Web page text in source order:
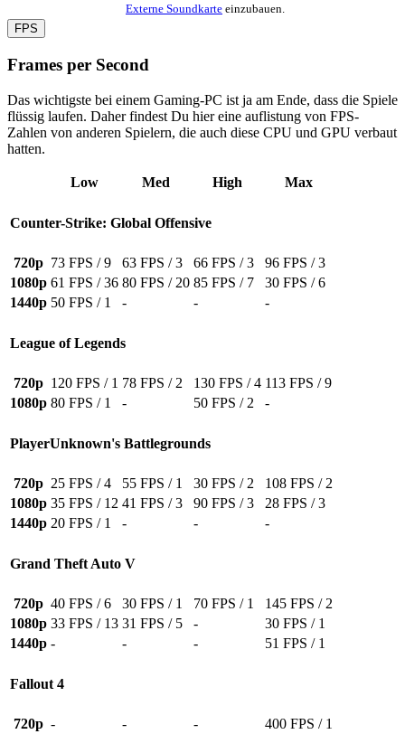
Externe Soundkarte einzubauen.
FPS
Frames per Second
Das wichtigste bei einem Gaming-PC ist ja am Ende, dass die Spiele
flüssig laufen. Daher findest Du hier eine auflistung von FPS-
Zahlen von anderen Spielern, die auch diese CPU und GPU verbaut
hatten.
Low Med High Max
Counter-Strike: Global Offensive
720p 73 FPS / 9 63 FPS / 3 66 FPS / 3
96 FPS / 3
1080p 61 FPS / 36 80 FPS / 20 85 FPS / 7
30 FPS / 6
1440p 50 FPS / 1 - - -
League of Legends
720p 120 FPS / 1 78 FPS / 2 130 FPS / 4 113 FPS / 9
1080p 80 FPS / 1 - 50 FPS / 2 -
PlayerUnknown's Battlegrounds
720p 25 FPS / 4 55 FPS / 1 30 FPS / 2
108 FPS / 2
1080p 35 FPS / 12 41 FPS / 3 90 FPS / 3
28 FPS / 3
1440p 20 FPS / 1 - - -
Grand Theft Auto V
720p 40 FPS / 6 30 FPS / 1 70 FPS / 1
145 FPS / 2
1080p 33 FPS / 13 31 FPS / 5 -
30 FPS / 1
1440p - - - 51 FPS / 1
Fallout 4
720p - - -
400 FPS / 1